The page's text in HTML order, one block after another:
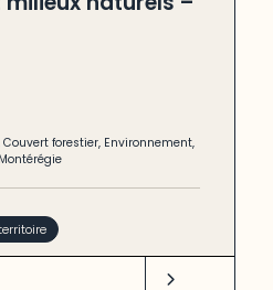
Couvert forestier, Environnement,
Montérégie